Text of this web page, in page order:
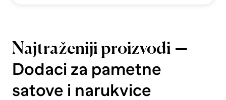
Najtraženiji proizvodi —
Dodaci za pametne
satove i narukvice